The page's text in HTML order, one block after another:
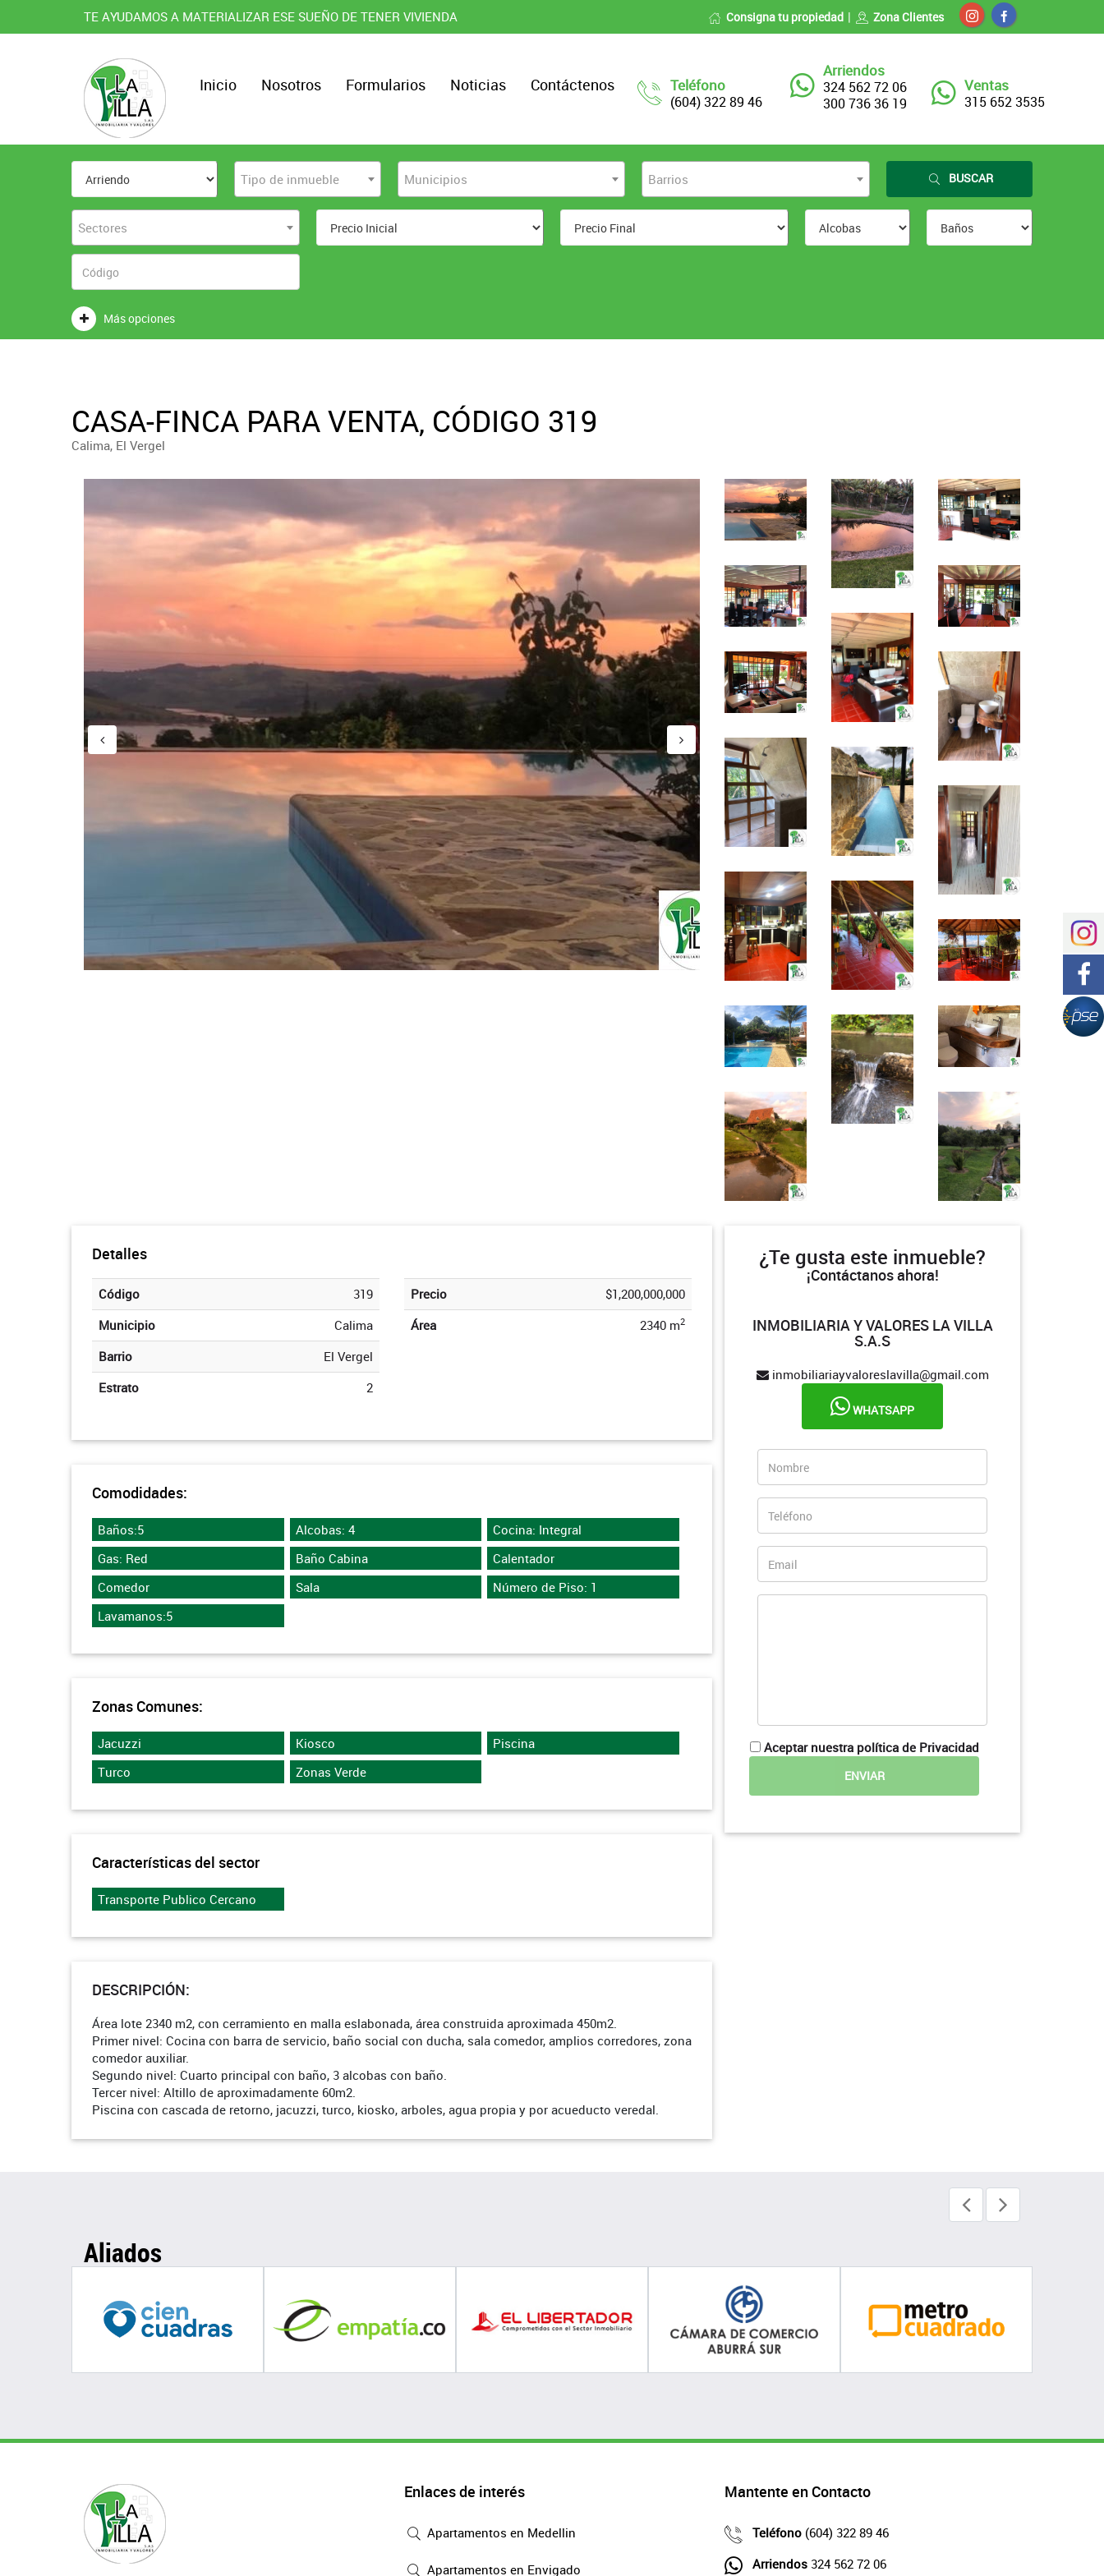
TE AYUDAMOS A MATERIALIZAR ESE SUEÑO DE TENER VIVIENDA Consigna tu propiedad Zona Clientes
Teléfono
(604) 322 89 46
Arriendos
324 562 72 06
300 736 36 19
Ventas
315 652 3535
Inicio Nosotros Formularios Noticias Contáctenos
Tipo de inmueble Municipios Barrios BUSCAR
Sectores
Más opciones
CASA-FINCA PARA VENTA, CÓDIGO 319
Calima, El Vergel
Detalles
Código
319
Municipio
Calima
Barrio
El Vergel
Estrato
2
Precio
$1,200,000,000
Área
2340 m2
Comodidades:
Baños:5 Alcobas: 4
Cocina: Integral
Gas: Red
Baño Cabina
Calentador
Comedor
Sala
Número de Piso: 1
Lavamanos:5
Zonas Comunes:
Jacuzzi Kiosco
Piscina
Turco
Zonas Verde
Características del sector
Transporte Publico Cercano
DESCRIPCIÓN:
Área lote 2340 m2, con cerramiento en malla eslabonada, área construida aproximada 450m2.
Primer nivel: Cocina con barra de servicio, baño social con ducha, sala comedor, amplios corredores, zona
comedor auxiliar.
Segundo nivel: Cuarto principal con baño, 3 alcobas con baño.
Tercer nivel: Altillo de aproximadamente 60m2.
Piscina con cascada de retorno, jacuzzi, turco, kiosko, arboles, agua propia y por acueducto veredal.
¿Te gusta este inmueble?
¡Contáctanos ahora!
INMOBILIARIA Y VALORES LA VILLA
S.A.S
inmobiliariayvaloreslavilla@gmail.com
WHATSAPP
Aceptar nuestra política de Privacidad
Aliados
Enlaces de interés
Apartamentos en Medellin
Apartamentos en Envigado
Mantente en Contacto
Teléfono (604) 322 89 46
Arriendos 324 562 72 06